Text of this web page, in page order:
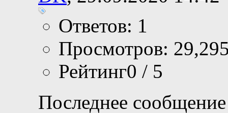
Ответов: 1
Просмотров:
Рейтинг0 / 5
Последнее